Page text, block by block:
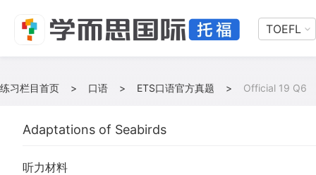
TOEFL
练习栏目首页 > 口语 > ETS口语官方真题 > Official 19 Q6
Adaptations of Seabirds
听力材料